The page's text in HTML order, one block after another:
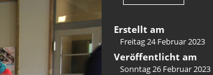
Erstellt am
Freitag 24 Februar 2023
Veröffentlicht am
Sonntag 26 Februar 2023